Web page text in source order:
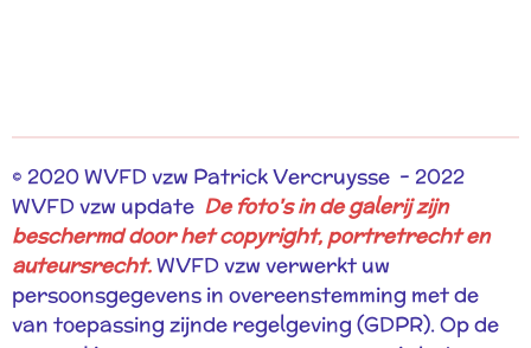
© 2020 WVFD vzw Patrick Vercruysse - 2022
WVFD vzw update De foto's in de galerij zijn
beschermd door het copyright, portretrecht en
auteursrecht.WVFD vzw verwerkt uw
persoonsgegevens in overeenstemming met de
van toepassing zijnde regelgeving (GDPR). Op de